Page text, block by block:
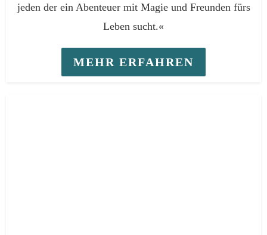
jeden der ein Abenteuer mit Magie und Freunden fürs
Leben sucht.«
MEHR ERFAHREN